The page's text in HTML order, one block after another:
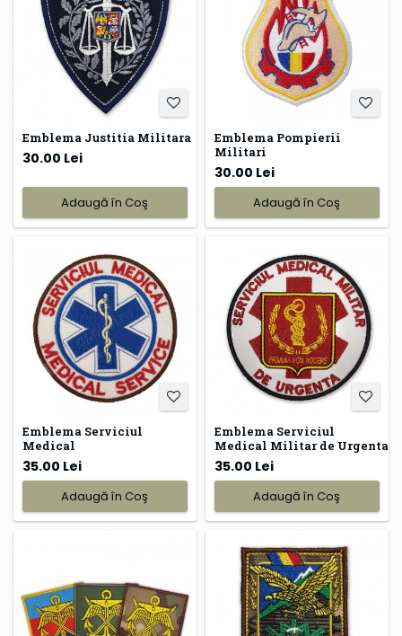
Emblema Justitia Militara
30.00 Lei
Adaugă în Coş
Emblema Pompierii
Militari
30.00 Lei
Adaugă în Coş
Emblema Serviciul
Medical
35.00 Lei
Adaugă în Coş
Emblema Serviciul
Medical Militar de Urgenta
35.00 Lei
Adaugă în Coş